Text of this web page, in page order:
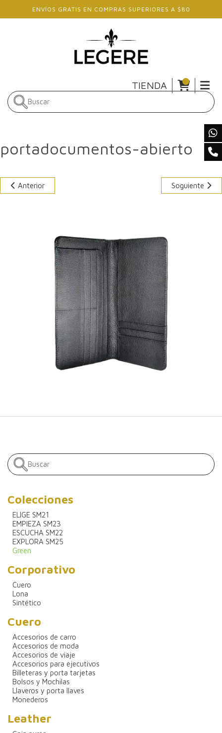
Skip to main content
ENVÍOS GRATIS EN COMPRAS SUPERIORES A $80
TIENDA
portadocumentos-abierto
Anterior Soguiente
Colecciones
ELIGE SM21
EMPIEZA SM23
ESCUCHA SM22
EXPLORA SM25
Green
Corporativo
Cuero
Lona
Sintético
Cuero
Accesorios de carro
Accesorios de moda
Accesorios de viaje
Accesorios para ejecutivos
Billeteras y porta tarjetas
Bolsos y Mochilas
Llaveros y porta llaves
Monederos
Leather